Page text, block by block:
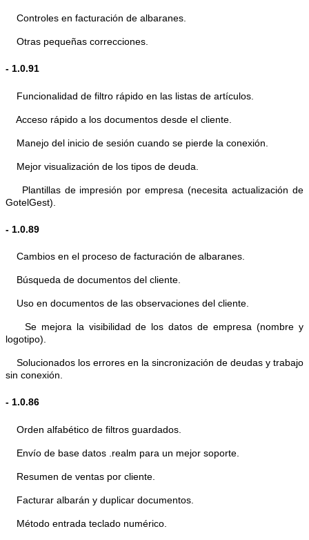
Controles en facturación de albaranes.
Otras pequeñas correcciones.
- 1.0.91
Funcionalidad de filtro rápido en las listas de artículos.
Acceso rápido a los documentos desde el cliente.
Manejo del inicio de sesión cuando se pierde la conexión.
Mejor visualización de los tipos de deuda.
Plantillas de impresión por empresa (necesita actualización de
GotelGest).
- 1.0.89
Cambios en el proceso de facturación de albaranes.
Búsqueda de documentos del cliente.
Uso en documentos de las observaciones del cliente.
Se mejora la visibilidad de los datos de empresa (nombre y
logotipo).
Solucionados los errores en la sincronización de deudas y trabajo
sin conexión.
- 1.0.86
Orden alfabético de filtros guardados.
Envío de base datos .realm para un mejor soporte.
Resumen de ventas por cliente.
Facturar albarán y duplicar documentos.
Método entrada teclado numérico.